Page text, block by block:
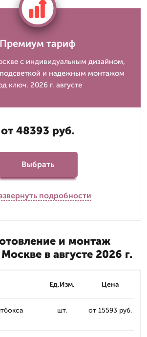
Премиум тариф
с индивидуальным дизайном,
и надежным монтажом
ключ. 2026 г. августе
от 48393 руб.
Выбрать
подробности
и монтаж
в августе 2026 г.
Ед.Изм. Цена
шт. от 15593 руб.